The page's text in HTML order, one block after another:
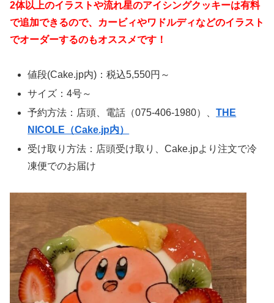
2体以上のイラストや流れ星のアイシングクッキーは有料
で追加できるので、カービィやワドルディなどのイラスト
でオーダーするのもオススメです！
値段(Cake.jp内)：税込5,550円～
サイズ：4号～
予約方法：店頭、電話（075-406-1980）、THE
NICOLE（Cake.jp内）
受け取り方法：店頭受け取り、Cake.jpより注文で冷
凍便でのお届け